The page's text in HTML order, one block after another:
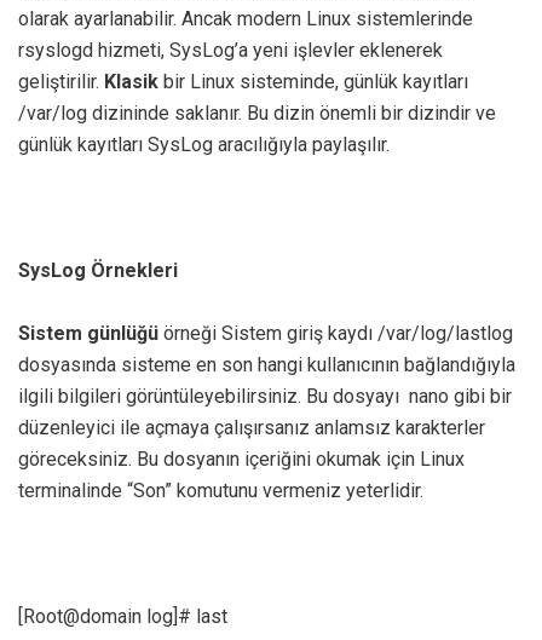
olarak ayarlanabilir. Ancak modern Linux sistemlerinde
rsyslogd hizmeti, SysLog’a yeni işlevler eklenerek
geliştirilir. Klasik bir Linux sisteminde, günlük kayıtları
/var/log dizininde saklanır. Bu dizin önemli bir dizindir ve
günlük kayıtları SysLog aracılığıyla paylaşılır.
SysLog Örnekleri
Sistem günlüğü örneği Sistem giriş kaydı /var/log/lastlog
dosyasında sisteme en son hangi kullanıcının bağlandığıyla
ilgili bilgileri görüntüleyebilirsiniz. Bu dosyayı nano gibi bir
düzenleyici ile açmaya çalışırsanız anlamsız karakterler
göreceksiniz. Bu dosyanın içeriğini okumak için Linux
terminalinde “Son” komutunu vermeniz yeterlidir.
[Root@domain log]# last